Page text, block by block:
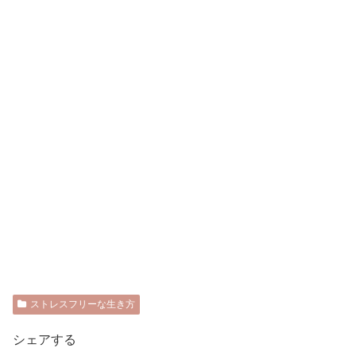
ストレスフリーな生き方
シェアする